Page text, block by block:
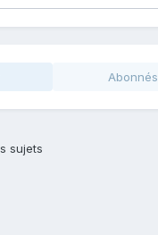
Abonnés
sujets